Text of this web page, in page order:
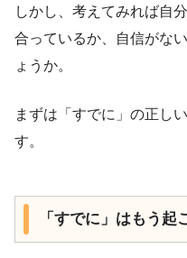
しかし、考えてみれば自
合っているか、自信がな
ょうか。
まずは「すでに」の正し
す。
「すでに」はもう